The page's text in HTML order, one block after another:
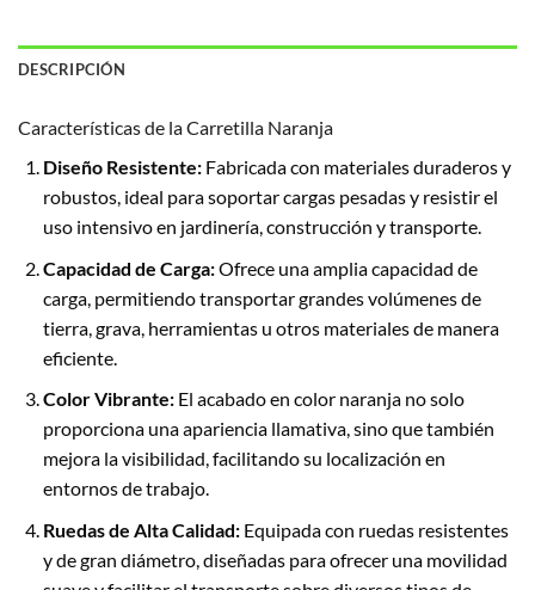
DESCRIPCIÓN
Características de la Carretilla Naranja
Diseño Resistente:Fabricada con materiales duraderos y
robustos, ideal para soportar cargas pesadas y resistir el
uso intensivo en jardinería, construcción y transporte.
Capacidad de Carga:Ofrece una amplia capacidad de
carga, permitiendo transportar grandes volúmenes de
tierra, grava, herramientas u otros materiales de manera
eficiente.
Color Vibrante:El acabado en color naranja no solo
proporciona una apariencia llamativa, sino que también
mejora la visibilidad, facilitando su localización en
entornos de trabajo.
Ruedas de Alta Calidad:Equipada con ruedas resistentes
y de gran diámetro, diseñadas para ofrecer una movilidad